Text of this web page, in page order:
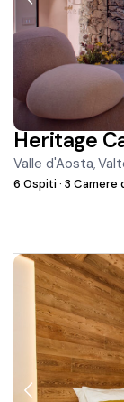
Heritage
Valle d'Aosta,
6 Ospiti· 3